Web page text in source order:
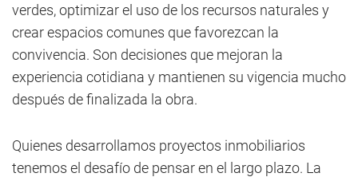
verdes, optimizar el uso de los recursos naturales y
crear espacios comunes que favorezcan la
convivencia. Son decisiones que mejoran la
experiencia cotidiana y mantienen su vigencia mucho
después de finalizada la obra.
Quienes desarrollamos proyectos inmobiliarios
tenemos el desafío de pensar en el largo plazo. La